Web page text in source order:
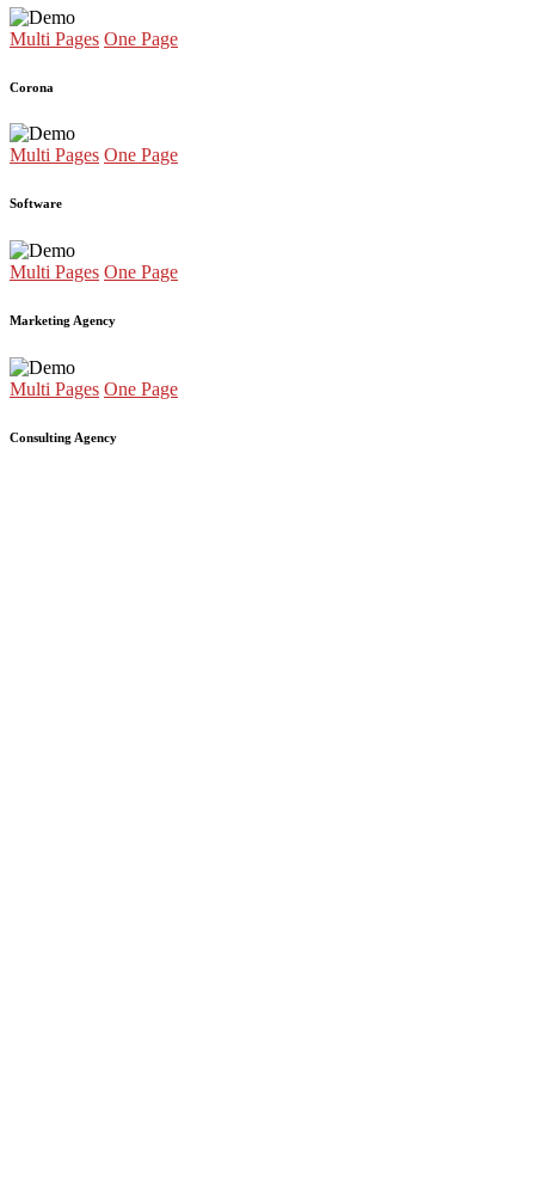
Multi Pages One Page
Corona
Multi Pages One Page
Software
Multi Pages One Page
Marketing Agency
Multi Pages One Page
Consulting Agency